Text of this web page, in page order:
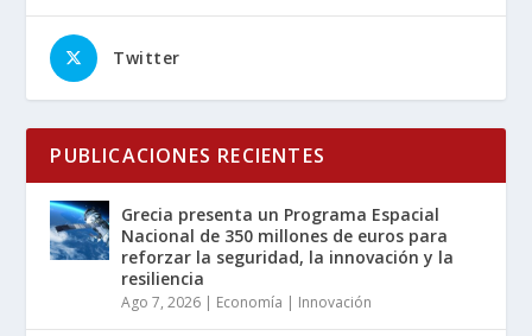
Twitter
PUBLICACIONES RECIENTES
Grecia presenta un Programa Espacial
Nacional de 350 millones de euros para
reforzar la seguridad, la innovación y la
resiliencia
Ago 7, 2026 | Economía | Innovación